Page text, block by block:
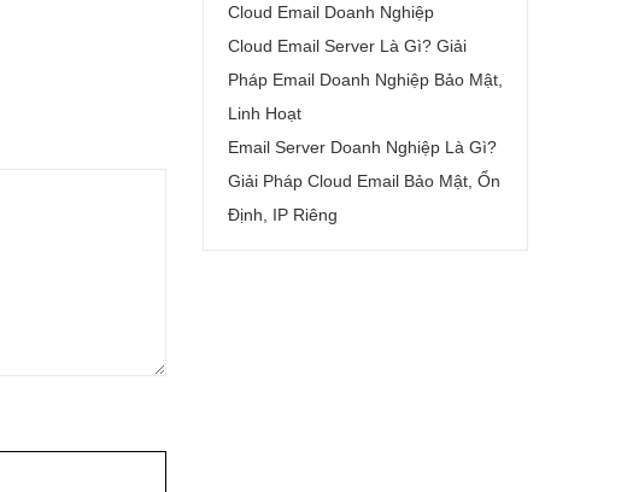
Cloud Email Doanh Nghiệp
Cloud Email Server Là Gì? Giải
Pháp Email Doanh Nghiệp Bảo Mật,
Linh Hoạt
Email Server Doanh Nghiệp Là Gì?
Giải Pháp Cloud Email Bảo Mật, Ổn
Định, IP Riêng